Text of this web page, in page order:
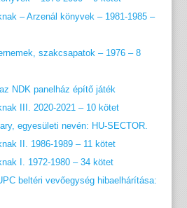
– Arzenál könyvek – 1981-1985 –
szakcsapatok – 1976 – 8
NDK panelház építő játék
III. 2020-2021 – 10 kötet
egyesületi nevén: HU-SECTOR.
II. 1986-1989 – 11 kötet
I. 1972-1980 – 34 kötet
beltéri vevőegység hibaelhárítása: